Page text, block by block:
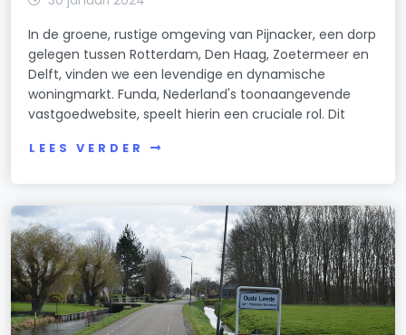
In de groene, rustige omgeving van Pijnacker, een dorp
gelegen tussen Rotterdam, Den Haag, Zoetermeer en
Delft, vinden we een levendige en dynamische
woningmarkt. Funda, Nederland's toonaangevende
vastgoedwebsite, speelt hierin een cruciale rol. Dit
LEES VERDER